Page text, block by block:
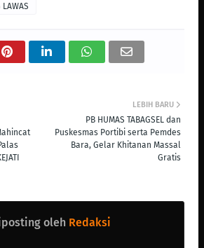
LAWAS
LEBIH BARU
PB HUMAS TABAGSEL dan
Puskesmas Portibi serta Pemdes
Bara, Gelar Khitanan Massal
Gratis
oleh Redaksi